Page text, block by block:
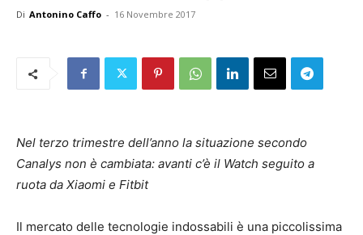
Di Antonino Caffo - 16 Novembre 2017
Nel terzo trimestre dell’anno la situazione secondo
Canalys non è cambiata: avanti c’è il Watch seguito a
ruota da Xiaomi e Fitbit
Il mercato delle tecnologie indossabili è una piccolissima